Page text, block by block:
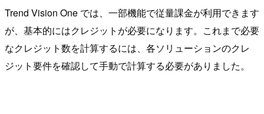
Trend Vision One では、一部機能で従量課金が利用できます
が、基本的にはクレジットが必要になります。これまで必要
なクレジット数を計算するには、各ソリューションのクレ
ジット要件を確認して手動で計算する必要がありました。